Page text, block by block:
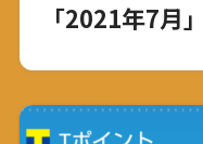
「2021年7月